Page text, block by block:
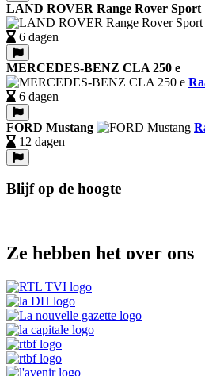
LAND ROVER Range Rover Sport
6 dagen
MERCEDES-BENZ CLA 250 e
6 dagen
FORD Mustang
12 dagen
Blijf op de hoogte
Ze hebben het over ons